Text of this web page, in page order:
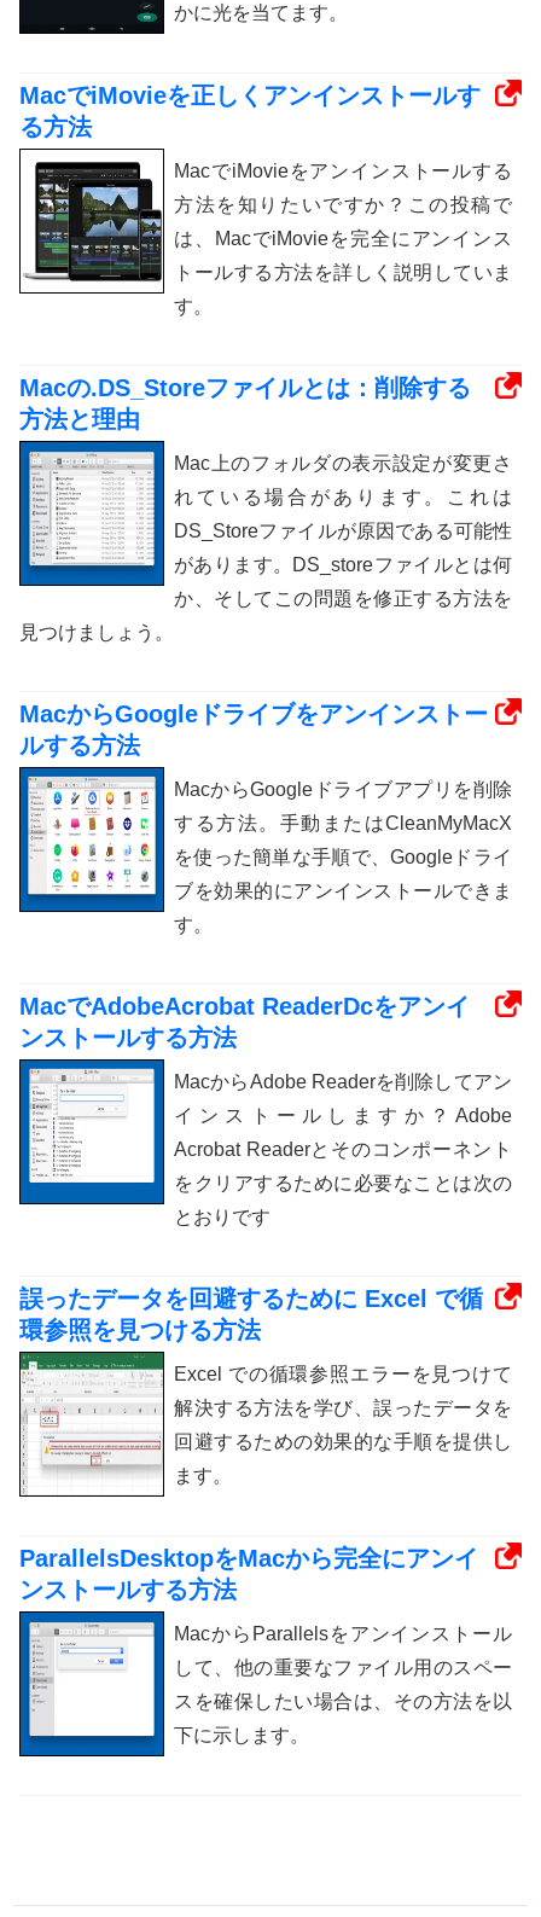
かに光を当てます。
MacでiMovieを正しくアンインストールす
る方法
MacでiMovieをアンインストールする
方法を知りたいですか？この投稿で
は、MacでiMovieを完全にアンインス
トールする方法を詳しく説明していま
す。
Macの.DS_Storeファイルとは：削除する
方法と理由
Mac上のフォルダの表示設定が変更さ
れている場合があります。これは
DS_Storeファイルが原因である可能性
があります。DS_storeファイルとは何
か、そしてこの問題を修正する方法を
見つけましょう。
MacからGoogleドライブをアンインストー
ルする方法
MacからGoogleドライブアプリを削除
する方法。手動またはCleanMyMacX
を使った簡単な手順で、Googleドライ
ブを効果的にアンインストールできま
す。
MacでAdobeAcrobat ReaderDcをアンイ
ンストールする方法
MacからAdobe Readerを削除してアン
インストールしますか？Adobe
Acrobat Readerとそのコンポーネント
をクリアするために必要なことは次の
とおりです
誤ったデータを回避するために Excel で循
環参照を見つける方法
Excel での循環参照エラーを見つけて
解決する方法を学び、誤ったデータを
回避するための効果的な手順を提供し
ます。
ParallelsDesktopをMacから完全にアンイ
ンストールする方法
MacからParallelsをアンインストール
して、他の重要なファイル用のスペー
スを確保したい場合は、その方法を以
下に示します。